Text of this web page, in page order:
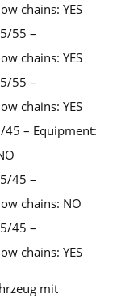
chains: YES
55 –
chains: YES
55 –
chains: YES
45 – Equipment:
45 –
chains: NO
45 –
chains: YES
mit